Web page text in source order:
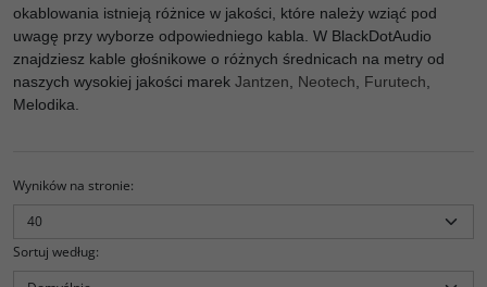
okablowania istnieją różnice w jakości, które należy wziąć pod
uwagę przy wyborze odpowiedniego kabla. W BlackDotAudio
znajdziesz kable głośnikowe o różnych średnicach na metry od
naszych wysokiej jakości marek Jantzen Neotech Furutech
Melodika.
Wyników na stronie:
Sortuj według: